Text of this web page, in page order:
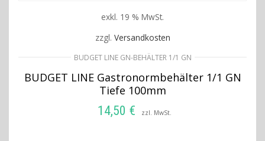
exkl. 19 % MwSt.
zzgl. Versandkosten
BUDGET LINE GN-BEHÄLTER 1/1 GN
BUDGET LINE Gastronormbehälter 1/1 GN
Tiefe 100mm
14,50 € zzl. MwSt.